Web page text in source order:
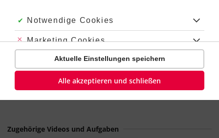
Insekten, Spinnen). –Gegensatz:
#Ei-Ablage
Zugehörige Videos und Aufgaben
Akzeptiert:
Notwendige Cookies
Abgelehnt:
Marketing Cookies
Abgelehnt:
Personalisierungs-Cookies
Aktuelle Einstellungen speichern
Alle akzeptieren und schließen